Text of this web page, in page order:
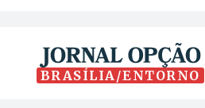
BRASÍLIA/ENTORNO